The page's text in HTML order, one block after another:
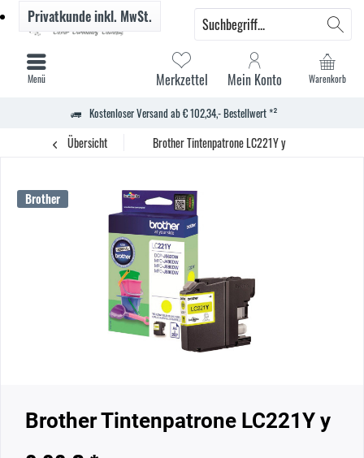
Kostenloser Versand ab € 102,34,- Bestellwert *²
Warenkorb
Merkzettel Mein Konto
Privatkundeinkl. MwSt.
Menü
Übersicht Brother Tintenpatrone LC221Y y
Brother
Brother Tintenpatrone LC221Y y